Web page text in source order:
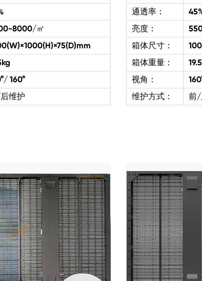
8000/㎡
160°
维护
通透率：
亮度：
箱体尺寸：
箱体重量：
视角：
维护方式：
前/